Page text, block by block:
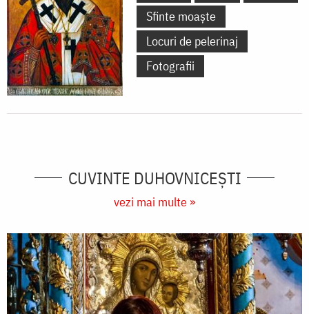
Sfinte moaște
Locuri de pelerinaj
Fotografii
CUVINTE DUHOVNICEȘTI
vezi mai multe »